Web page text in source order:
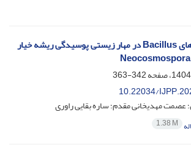
ارزیابی کارایی جدایه های Bacillus در مهار زیستی پوسیدگی ریشه خیار
342-363
10.22034/
عصمت مهدیخانی مقدم؛ ساره بقایی راوری
1.38 M